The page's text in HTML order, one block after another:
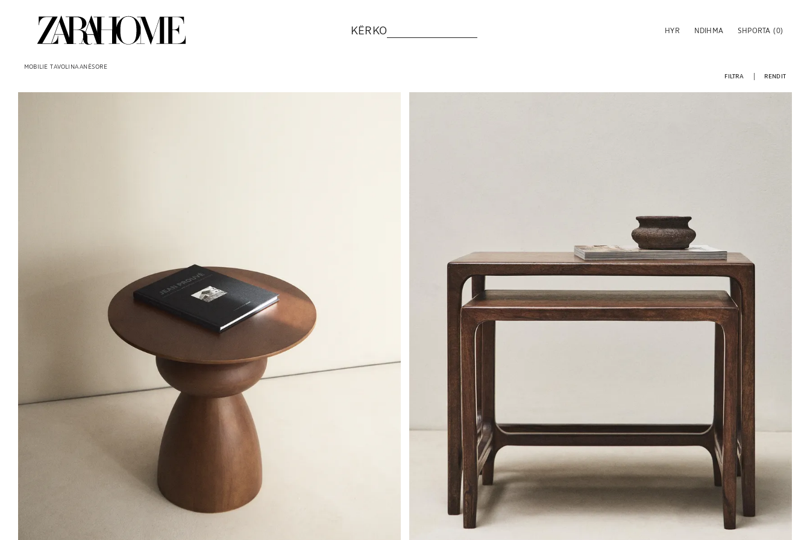
KËRKO HYR NDIHMA SHPORTA (0)
MOBILIE TAVOLINA ANËSORE
FILTRA
RENDIT
Imazhi u ndryshua në 1 të 6 Imazhi u ndryshua në 1 të 6